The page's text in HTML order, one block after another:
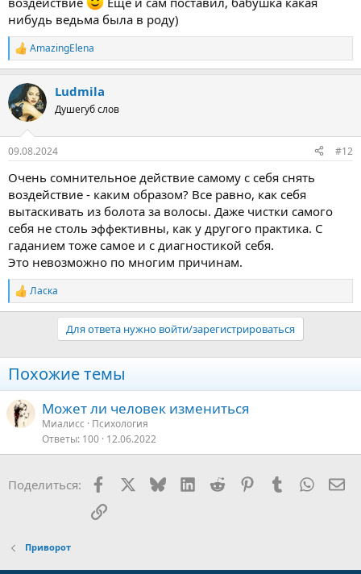
нибудь ведьма была в роду)
Р
е
к
ц
и
AmazingElena
Ludmila
Душегуб слов
09.08.2024 #12
Очень сомнительное действие самому с себя снять
воздействие - каким образом? Все равно, как себя
вытаскивать из болота за волосы. Даже чистки самого
себя не столь эффективны, как у другого практика. С
гаданием тоже самое и с диагностикой себя.
Это невозможно по многим причинам.
Р
е
и
и
Ласка
Для ответа нужно войти/зарегистрироваться
Похожие темы
Может ли человек измениться
Миалисс
Психология
Ответы 100 12.06.2022
Поделиться: Facebook BlueskyLinkedIn
Reddit PinterestTumblr
Ссылка
Приворот